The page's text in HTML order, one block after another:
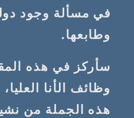
في مسألة وجود
وطابعها.
سأركز في هذه
وظائف الأنا
هذه الجملة من